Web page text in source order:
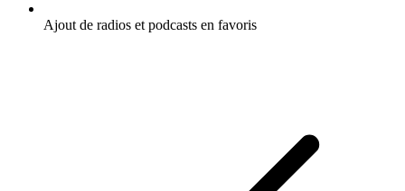
Ajout de radios et podcasts en favoris